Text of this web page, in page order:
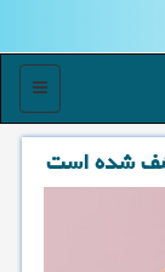
منو
شده است